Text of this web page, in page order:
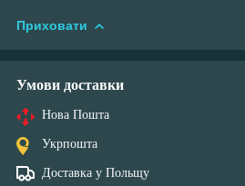
Приховати
Умови доставки
Нова Пошта
Укрпошта
Доставка у Польщу